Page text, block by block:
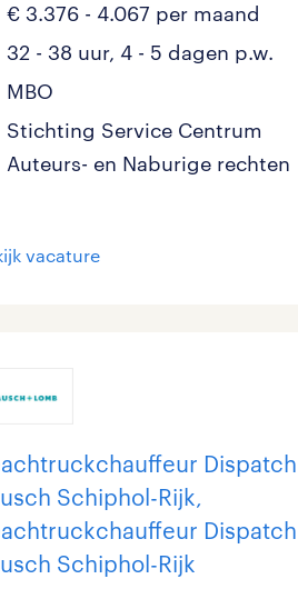
€ 3.376 - 4.067 per maand
32 - 38 uur, 4 - 5 dagen p.w.
MBO
Stichting Service Centrum
Auteurs- en Naburige rechten
vacature
Dispatch
Schiphol-Rijk,
Dispatch
Schiphol-Rijk